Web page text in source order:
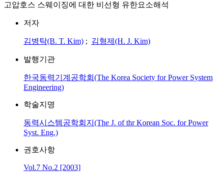
고압호스 스웨이징에 대한 비선형 유한요소해석
저자
김병탁(B. T. Kim) ; 김형제(H. J. Kim)
발행기관
한국동력기계공학회(The Korea Society for Power System
Engineering)
학술지명
동력시스템공학회지(The J. of thr Korean Soc. for Power
Syst. Eng.)
권호사항
Vol.7 No.2 [2003]